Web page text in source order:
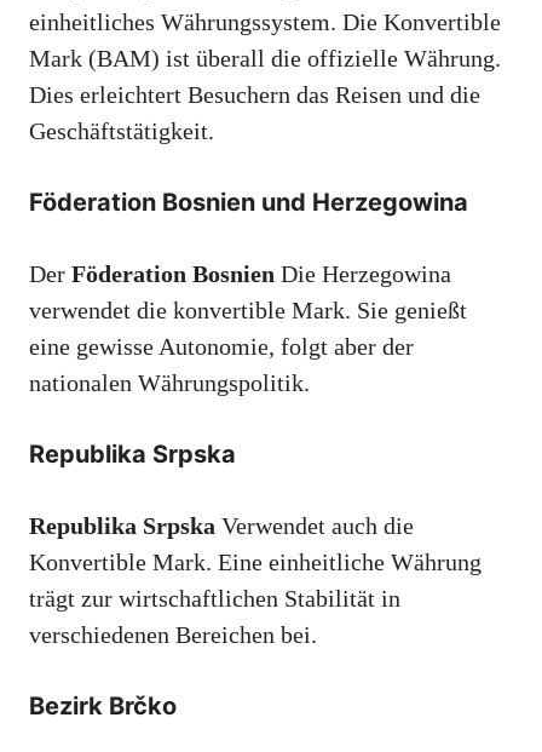
einheitliches Währungssystem. Die Konvertible
Mark (BAM) ist überall die offizielle Währung.
Dies erleichtert Besuchern das Reisen und die
Geschäftstätigkeit.
Föderation Bosnien und Herzegowina
Der Föderation Bosnien Die Herzegowina
verwendet die konvertible Mark. Sie genießt
eine gewisse Autonomie, folgt aber der
nationalen Währungspolitik.
Republika Srpska
Republika Srpska Verwendet auch die
Konvertible Mark. Eine einheitliche Währung
trägt zur wirtschaftlichen Stabilität in
verschiedenen Bereichen bei.
Bezirk Brčko